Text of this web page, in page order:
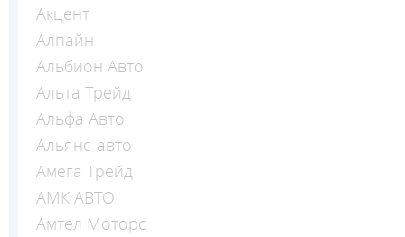
Акцент
Алпайн
Альбион Авто
Альта Трейд
Альфа Авто
Альянс-авто
Амега Трейд
АМК АВТО
Амтел Моторс